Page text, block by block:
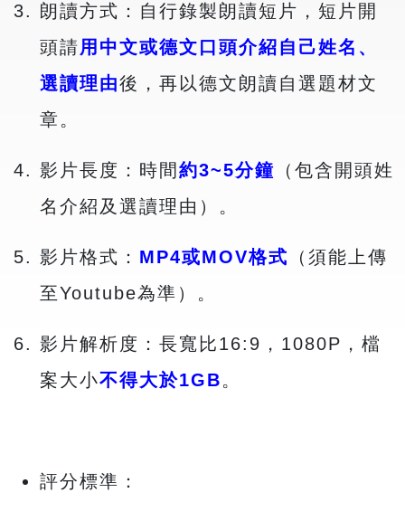
朗讀方式：自行錄製朗讀短片，短片開
頭請用中文或德文口頭介紹自己姓名、
選讀理由後，再以德文朗讀自選題材文
章。
影片長度：時間 約3~5分鐘 （包含開頭姓
名介紹及選讀理由）。
影片格式： MP4或MOV格式 （須能上傳
至Youtube為準）。
影片解析度：長寬比16:9，1080P，檔
案大小不得大於1GB。
評分標準：